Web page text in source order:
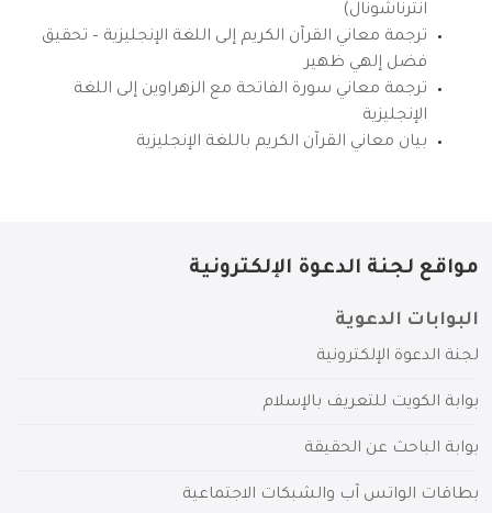
انترناشونال)
ترجمة معاني القرآن الكريم إلى اللغة الإنجليزية – تحقيق
فضل إلهي ظهير
ترجمة معاني سورة الفاتحة مع الزهراوين إلى اللغة
الإنجليزية
بيان معاني القرآن الكريم باللغة الإنجليزية
مواقع لجنة الدعوة الإلكترونية
البوابات الدعوية
لجنة الدعوة الإلكترونية
بوابة الكويت للتعريف بالإسلام
بوابة الباحث عن الحقيقة
بطاقات الواتس آب والشبكات الاجتماعية